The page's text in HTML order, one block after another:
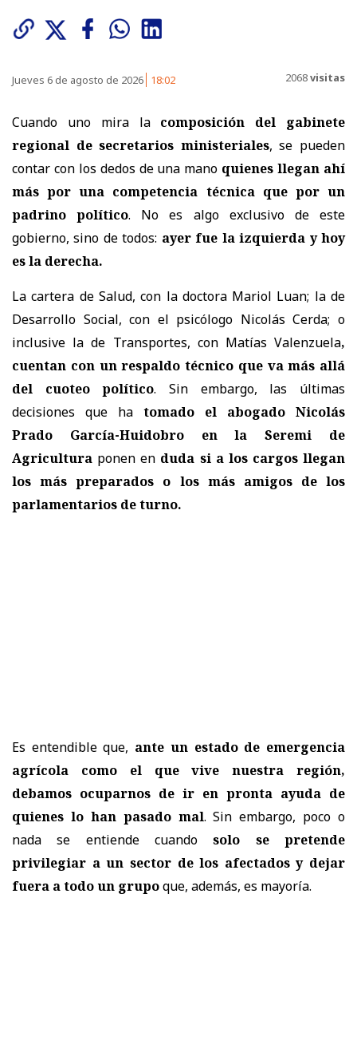
Jueves 6 de agosto de 2026 18:02 2068visitas
Cuando uno mira la composición del gabinete
regional de secretarios ministeriales, se pueden
contar con los dedos de una mano quienes llegan ahí
más por una competencia técnica que por un
padrino político. No es algo exclusivo de este
gobierno, sino de todos: ayer fue la izquierda y hoy
es la derecha.
La cartera de Salud, con la doctora Mariol Luan; la de
Desarrollo Social, con el psicólogo Nicolás Cerda; o
inclusive la de Transportes, con Matías Valenzuela,
cuentan con un respaldo técnico que va más allá
del cuoteo político. Sin embargo, las últimas
decisiones que ha tomado el abogado Nicolás
Prado García-Huidobro en la Seremi de
Agricultura ponen en duda si a los cargos llegan
los más preparados o los más amigos de los
parlamentarios de turno.
Es entendible que, ante un estado de emergencia
agrícola como el que vive nuestra región,
debamos ocuparnos de ir en pronta ayuda de
quienes lo han pasado mal. Sin embargo, poco o
nada se entiende cuandosolo se pretende
privilegiar a un sector de los afectados y dejar
fuera a todo un grupoque, además, es mayoría.